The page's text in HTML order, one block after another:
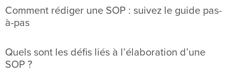
Comment rédiger une SOP : suivez le guide pas-
à-pas
Quels sont les défis liés à l’élaboration d’une
SOP ?